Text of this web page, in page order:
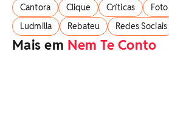
Cantora Clique Críticas Foto
Ludmilla
Rebateu Redes Sociais
Mais em Nem Te Conto